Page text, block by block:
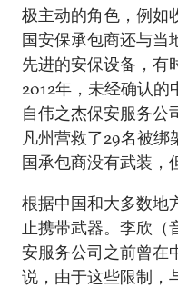
极主动的角色，例如
国安保承包商还与当
先进的安保设备，有
2012年，未经确认
自伟之杰保安服务公
凡州营救了29名被绑
国承包商没有武装，
根据中国和大多数地
止携带武器。李欣（
安服务公司之前曾在
说，由于这些限制，